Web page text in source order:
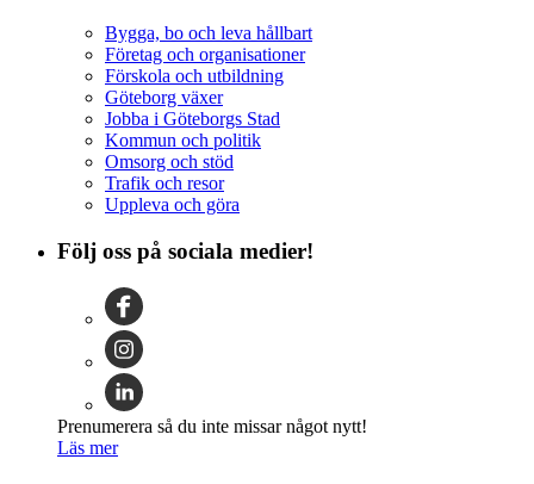
Bygga, bo och leva hållbart
Företag och organisationer
Förskola och utbildning
Göteborg växer
Jobba i Göteborgs Stad
Kommun och politik
Omsorg och stöd
Trafik och resor
Uppleva och göra
Följ oss på sociala medier!
Prenumerera så du inte missar något nytt!
Läs mer